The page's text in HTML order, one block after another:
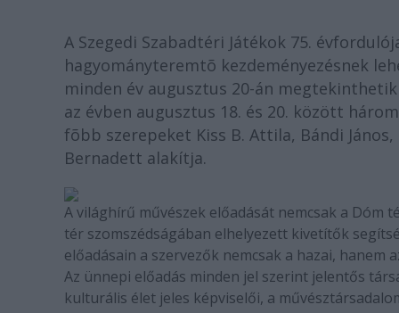
A Szegedi Szabadtéri Játékok 75.
hagyományteremtõ kezdeményezésnek
minden év augusztus 20-án
az évben augusztus 18. és 20. között
fõbb szerepeket Kiss B. Attila, Bándi
Bernadett alakítja.
A világhírű művészek előadását nemcsak a Dóm
tér szomszédságában elhelyezett kivetítők
előadásain a szervezők nemcsak a hazai,
Az ünnepi előadás minden jel szerint jelentős
kulturális élet jeles képviselői, a